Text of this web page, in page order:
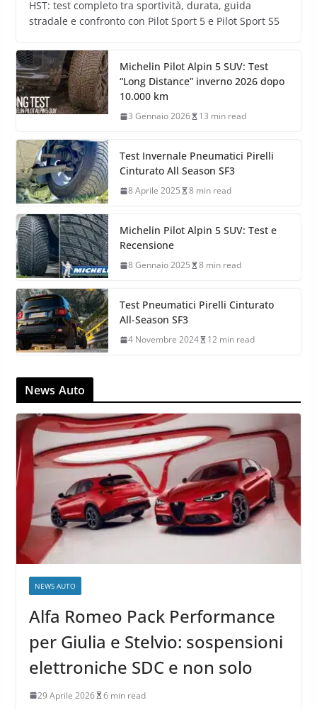
HST: test completo tra sportività, durata, guida
stradale e confronto con Pilot Sport 5 e Pilot Sport S5
Michelin Pilot Alpin 5 SUV: Test
“Long Distance” inverno 2026 dopo
10.000 km
3 Gennaio 2026 13 min read
Test Invernale Pneumatici Pirelli
Cinturato All Season SF3
8 Aprile 2025 8 min read
Michelin Pilot Alpin 5 SUV: Test e
Recensione
8 Gennaio 2025 8 min read
Test Pneumatici Pirelli Cinturato
All-Season SF3
4 Novembre 2024 12 min read
News Auto
NEWS AUTO
Alfa Romeo Pack Performance
per Giulia e Stelvio: sospensioni
elettroniche SDC e non solo
29 Aprile 2026 6 min read